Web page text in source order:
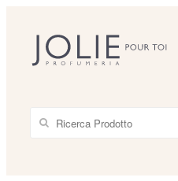
Ricerca Prodotto